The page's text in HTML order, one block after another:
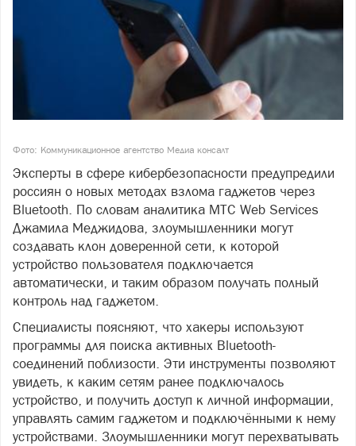
Фото: Коммуникационное агентство Медиа консалт
Эксперты в сфере кибербезопасности предупредили
россиян о новых методах взлома гаджетов через
Bluetooth. По словам аналитика MТС Web Services
Джамила Меджидова, злоумышленники могут
создавать клон доверенной сети, к которой
устройство пользователя подключается
автоматически, и таким образом получать полный
контроль над гаджетом.
Специалисты поясняют, что хакеры используют
программы для поиска активных Bluetooth-
соединений поблизости. Эти инструменты позволяют
увидеть, к каким сетям ранее подключалось
устройство, и получить доступ к личной информации,
управлять самим гаджетом и подключёнными к нему
устройствами. Злоумышленники могут перехватывать